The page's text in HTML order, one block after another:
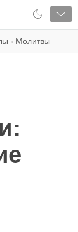
› Молитвы